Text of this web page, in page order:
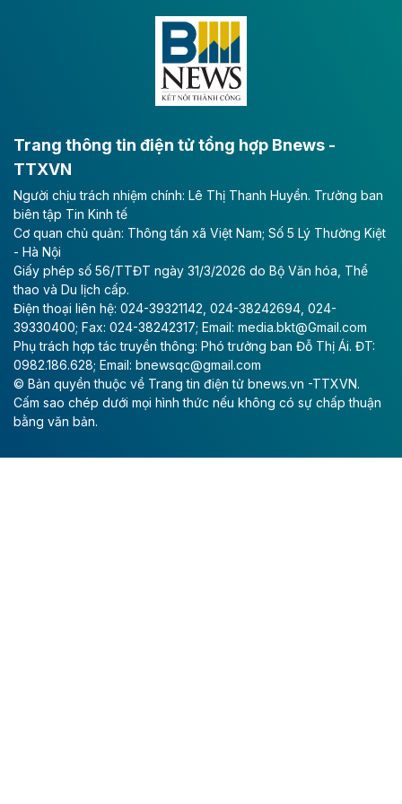
Đông A dài khoảng 25,1 km được kỳ vọng sẽ tạo động
lực phát triển kinh tế - xã hội khu vực phía Nam đồng
Long Thành
Tổng công ty Cảng hàng không Việt Nam - CTCP
(ACV) vừa lập kỷ lục mới về lợi nhuận trong quý
II/2026.
Theo baodautu.vn
Vinaconex lập đỉnh doanh thu
Tổng CTCP Xuất nhập khẩu và Xây dựng Việt Nam
(Vinaconex) đã khép lại nửa đầu năm với doanh thu
thuần gần 7.268 tỷ đồng, tăng 4% so với cùng kỳ và
cũng là mức cao nhất lịch sử hoạt động của doanh
nghiệp.
Trang thông tin điện tử tổng hợp Bnews -
TTXVN
Người chịu trách nhiệm chính: Lê Thị Thanh Huyền. Trưởng ban
biên tập Tin Kinh tế
Cơ quan chủ quản: Thông tấn xã Việt Nam; Số 5 Lý Thường Kiệt
- Hà Nội
Giấy phép số 56/TTĐT ngày 31/3/2026 do Bộ Văn hóa, Thể
thao và Du lịch cấp.
Điện thoại liên hệ: 024-39321142, 024-38242694, 024-
39330400; Fax: 024-38242317; Email: media.bkt@Gmail.com
Phụ trách hợp tác truyền thông: Phó trưởng ban Đỗ Thị Ái. ĐT:
0982.186.628; Email: bnewsqc@gmail.com
© Bản quyền thuộc về Trang tin điện tử bnews.vn -TTXVN.
Cấm sao chép dưới mọi hình thức nếu không có sự chấp thuận
bằng văn bản.